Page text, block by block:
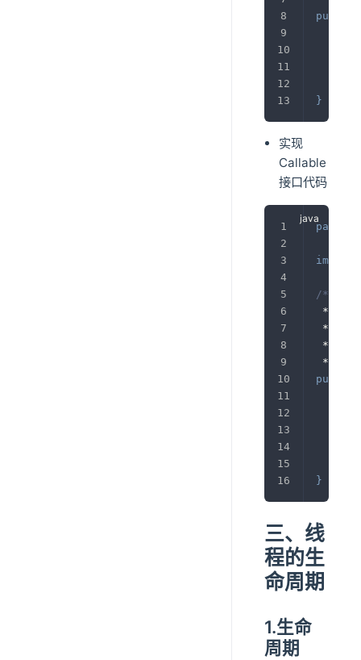
public
}
实现
Callable
接口代码
package
import
/**
*
*
*
*/
public
}
三、线
程的生
命周期
1.生命
周期